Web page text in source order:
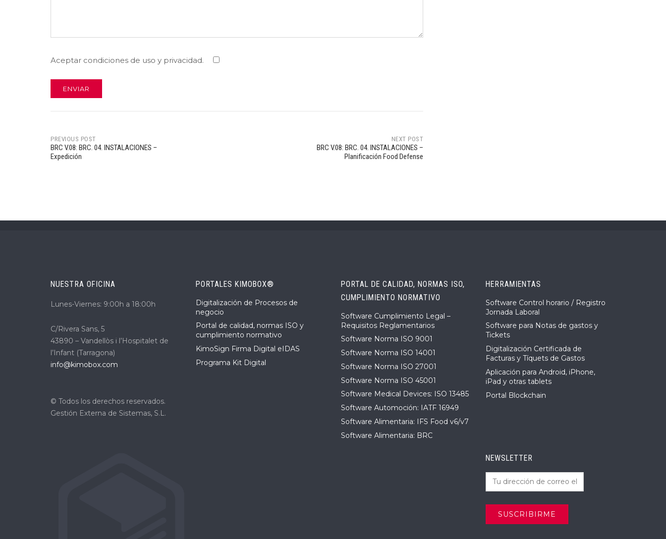
Aceptar condiciones de uso y privacidad.
Post
PREVIOUS POST
BRC V.08: BRC. 04. INSTALACIONES –
Expedición
NEXT POST
BRC V.08: BRC. 04. INSTALACIONES –
Planificación Food Defense
NUESTRA OFICINA
Lunes-Viernes: 9:00h a 18:00h
C/Rivera Sans, 5
43890 – Vandellòs i l’Hospitalet de
l’Infant (Tarragona)
info@kimobox.com
© Todos los derechos reservados.
Gestión Externa de Sistemas, S.L.
PORTALES KIMOBOX®
Digitalización de Procesos de
negocio
Portal de calidad, normas ISO y
cumplimiento normativo
KimoSign Firma Digital eIDAS
Programa Kit Digital
PORTAL DE CALIDAD, NORMAS ISO,
CUMPLIMIENTO NORMATIVO
Software Cumplimiento Legal –
Requisitos Reglamentarios
Software Norma ISO 9001
Software Norma ISO 14001
Software Norma ISO 27001
Software Norma ISO 45001
Software Medical Devices: ISO 13485
Software Automoción: IATF 16949
Software Alimentaria: IFS Food v6/v7
Software Alimentaria: BRC
HERRAMIENTAS
Software Control horario / Registro
Jornada Laboral
Software para Notas de gastos y
Tickets
Digitalización Certificada de
Facturas y Tíquets de Gastos
Aplicación para Android, iPhone,
iPad y otras tablets
Portal Blockchain
NEWSLETTER